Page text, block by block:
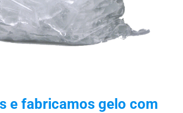
e fabricamos gelo com